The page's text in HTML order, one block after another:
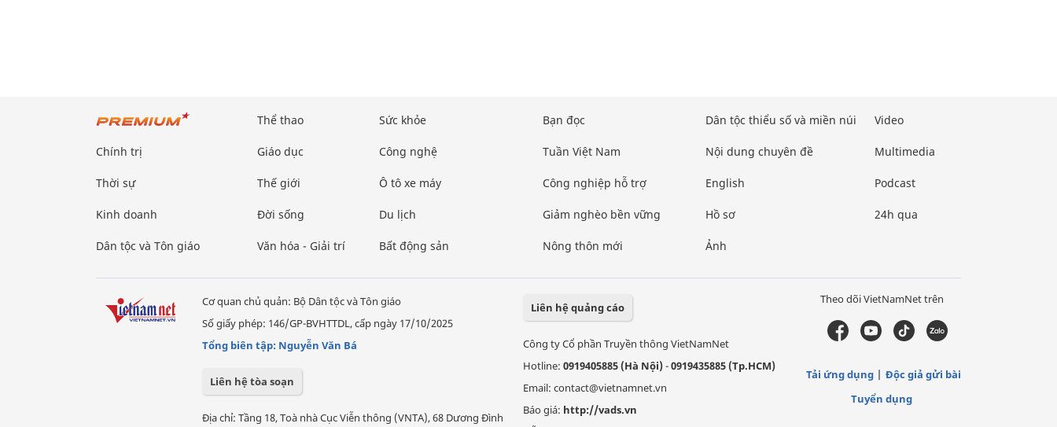
Chính trị
Thời sự
Kinh doanh
Dân tộc và Tôn giáo
Thể thao
Giáo dục
Thế giới
Đời sống
Văn hóa - Giải trí
Sức khỏe
Công nghệ
Ô tô xe máy
Du lịch
Bất động sản
Bạn đọc
Tuần Việt Nam
Công nghiệp hỗ trợ
Giảm nghèo bền vững
Nông thôn mới
Dân tộc thiểu số và miền núi
Nội dung chuyên đề
English
Hồ sơ
Ảnh
Video
Multimedia
Podcast
24h qua
Cơ quan chủ quản: Bộ Dân tộc và Tôn giáo
Số giấy phép: 146/GP-BVHTTDL, cấp ngày 17/10/2025
Tổng biên tập: Nguyễn Văn Bá
Liên hệ tòa soạn
Địa chỉ: Tầng 18, Toà nhà Cục Viễn thông (VNTA), 68 Dương Đình
Liên hệ quảng cáo
Công ty Cổ phần Truyền thông VietNamNet
Hotline: 0919405885 (Hà Nội)-0919435885 (Tp.HCM)
Email: contact@vietnamnet.vn
Báo giá: http://vads.vn
Theo dõi VietNamNet trên
Tải ứng dụng
Độc giả gửi bài
Tuyển dụng